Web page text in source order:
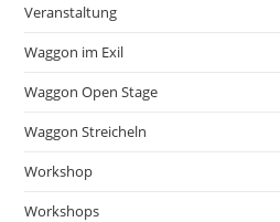
Veranstaltung
Waggon im Exil
Waggon Open Stage
Waggon Streicheln
Workshop
Workshops